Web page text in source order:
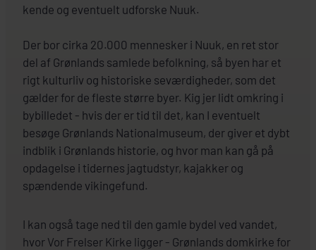
kende og eventuelt udforske Nuuk.
Der bor cirka 20.000 mennesker i Nuuk, en ret stor
del af Grønlands samlede befolkning, så byen har et
rigt kulturliv og historiske seværdigheder, som det
gælder for de fleste større byer. Kig jer lidt omkring i
bybilledet - hvis der er tid til det, kan I eventuelt
besøge Grønlands Nationalmuseum, der giver et dybt
indblik i Grønlands historie, og hvor man kan gå på
opdagelse i tidernes jagtudstyr, kajakker og
spændende vikingefund.
I kan også tage ned til den gamle bydel ved vandet,
hvor Vor Frelser Kirke ligger - Grønlands domkirke for